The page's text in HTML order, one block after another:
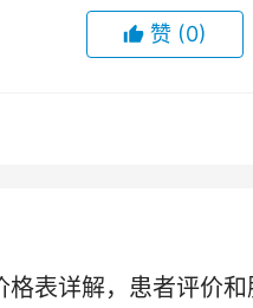
赞 (0)
表详解，患者评价和